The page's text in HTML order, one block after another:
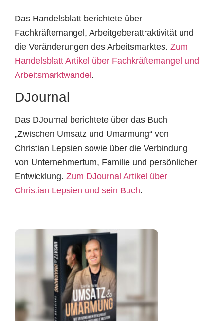
Das Handelsblatt berichtete über
Fachkräftemangel, Arbeitgeberattraktivität und
die Veränderungen des Arbeitsmarktes. Zum
Handelsblatt Artikel über Fachkräftemangel und
Arbeitsmarktwandel .
DJournal
Das DJournal berichtete über das Buch
„Zwischen Umsatz und Umarmung“ von
Christian Lepsien sowie über die Verbindung
von Unternehmertum, Familie und persönlicher
Entwicklung. Zum DJournal Artikel über
Christian Lepsien und sein Buch.